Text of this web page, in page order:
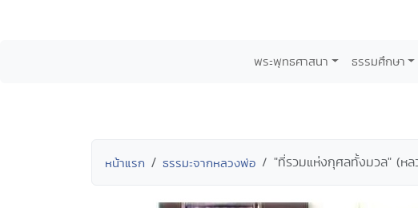
พระพุทธศาสนา ธรรมศึกษา
หน้าแรก ธรรมะจากหลวงพ่อ "ที่รวมแห่งกุศลทั้งมวล" (ห